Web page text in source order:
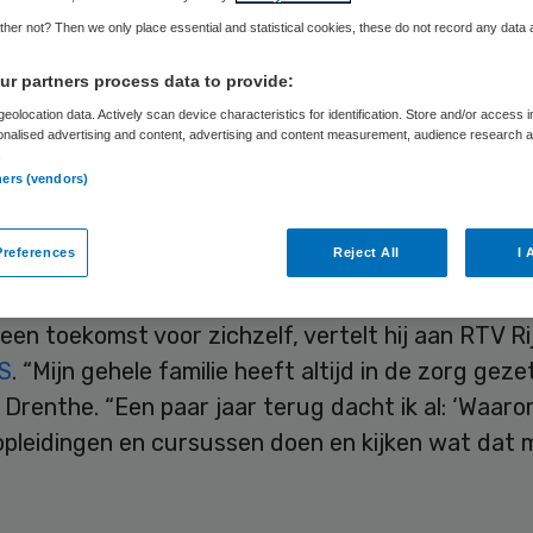
Skipr Redactie 5 april 2023,14:59 2947 keer gelezen
Royston Drenthe is naast zijn
zorg als zzp’er. De 35-jarige linkspoot traint
toekomst voor zichzelf, vertelt hij aan RTV
. “Mijn gehele familie heeft altijd in de zorg
“Een paar jaar terug dacht ik al:
en cursussen doen en kijken wat dat
not? Then we only place essential and statistical cookies, these do not record any data
partners process data to provide:
data. Actively scan device characteristics for identification. Store and/or access
advertising and content, advertising and content measurement, audience research
(vendors)
Reject All I